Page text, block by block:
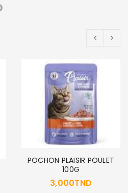
POCHON PLAISIR POULET
100G
3,000TND